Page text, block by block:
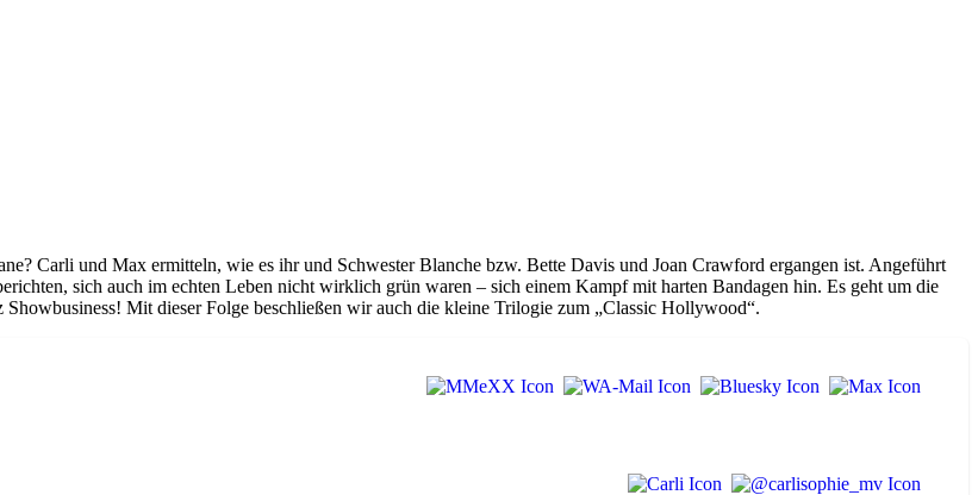
Carli und Max ermitteln, wie es ihr und Schwester Blanche bzw. Bette Davis und Joan Crawford ergangen ist. Angeführt
sich auch im echten Leben nicht wirklich grün waren – sich einem Kampf mit harten Bandagen hin. Es geht um die
Mit dieser Folge beschließen wir auch die kleine Trilogie zum „Classic Hollywood“.